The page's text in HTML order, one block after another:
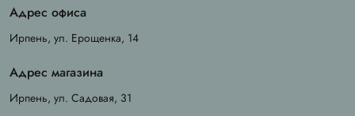
Адрес офиса
Ирпень, ул. Ерощенка, 14
Адрес магазина
Ирпень, ул. Садовая, 31